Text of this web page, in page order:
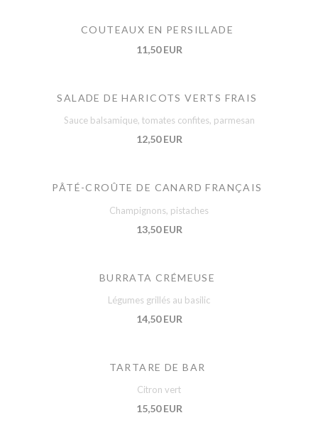
COUTEAUX EN PERSILLADE
11,50 EUR
SALADE DE HARICOTS VERTS FRAIS
Sauce balsamique, tomates confites, parmesan
12,50 EUR
PÂTÉ-CROÛTE DE CANARD FRANÇAIS
Champignons, pistaches
13,50 EUR
BURRATA CRÉMEUSE
Légumes grillés au basilic
14,50 EUR
TARTARE DE BAR
Citron vert
15,50 EUR